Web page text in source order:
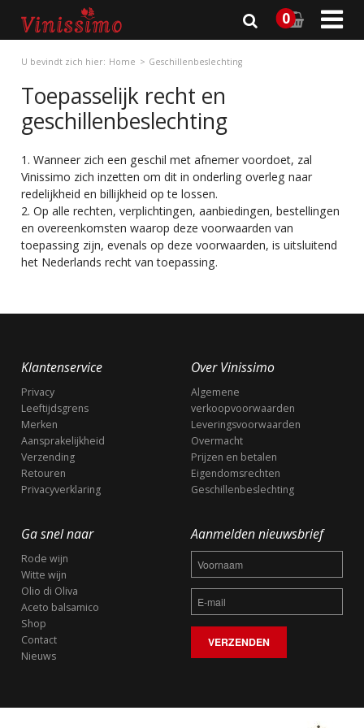
0 
U bevindt zich hier: Home Geschillenbeslechting
Toepasselijk recht en
geschillenbeslechting
1. Wanneer zich een geschil met afnemer voordoet, zal
Vinissimo zich inzetten om dit in onderling overleg naar
redelijkheid en billijkheid op te lossen.
2. Op alle rechten, verplichtingen, aanbiedingen, bestellingen
en overeenkomsten waarop deze voorwaarden van
toepassing zijn, evenals op deze voorwaarden, is uitsluitend
het Nederlands recht van toepassing.
Klantenservice
Privacy
Leeftijdsgrens
Merken
Aansprakelijkheid
Verzending
Retouren
Privacyverklaring
Over Vinissimo
Algemene
verkoopvoorwaarden
Leveringsvoorwaarden
Overmacht
Prijzen en betalen
Eigendomsrechten
Geschillenbeslechting
Ga snel naar
Rode wijn
Witte wijn
Olio di Oliva
Aceto balsamico
Shop
Contact
Nieuws
Aanmelden nieuwsbrief